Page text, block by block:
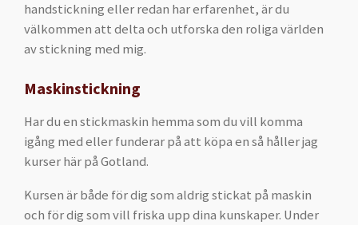
handstickning eller redan har erfarenhet, är du
välkommen att delta och utforska den roliga världen
av stickning med mig.
Maskinstickning
Har du en stickmaskin hemma som du vill komma
igång med eller funderar på att köpa en så håller jag
kurser här på Gotland.
Kursen är både för dig som aldrig stickat på maskin
och för dig som vill friska upp dina kunskaper. Under